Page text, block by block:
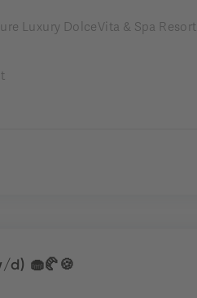
Luxury DolceVita & Spa Resort
d) 🧁🥐🍪